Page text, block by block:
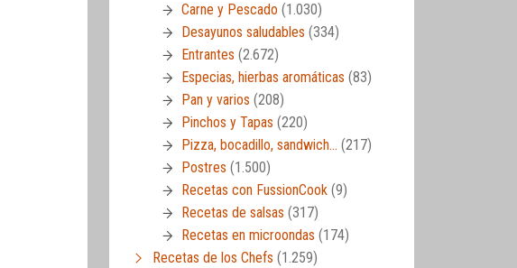
Carne y Pescado (1.030)
Desayunos saludables (334)
Entrantes (2.672)
Especias, hierbas aromáticas (83)
Pan y varios (208)
Pinchos y Tapas (220)
Pizza, bocadillo, sandwich… (217)
Postres (1.500)
Recetas con FussionCook (9)
Recetas de salsas (317)
Recetas en microondas (174)
Recetas de los Chefs (1.259)